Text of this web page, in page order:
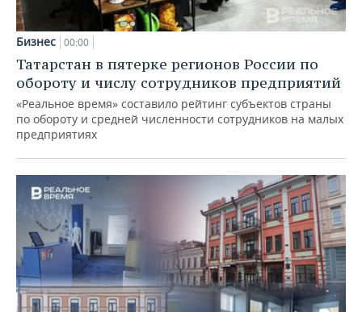
Бизнес 00:00
Татарстан в пятерке регионов России по
обороту и числу сотрудников предприятий
«Реальное время» составило рейтинг субъектов страны
по обороту и средней численности сотрудников на малых
предприятиях